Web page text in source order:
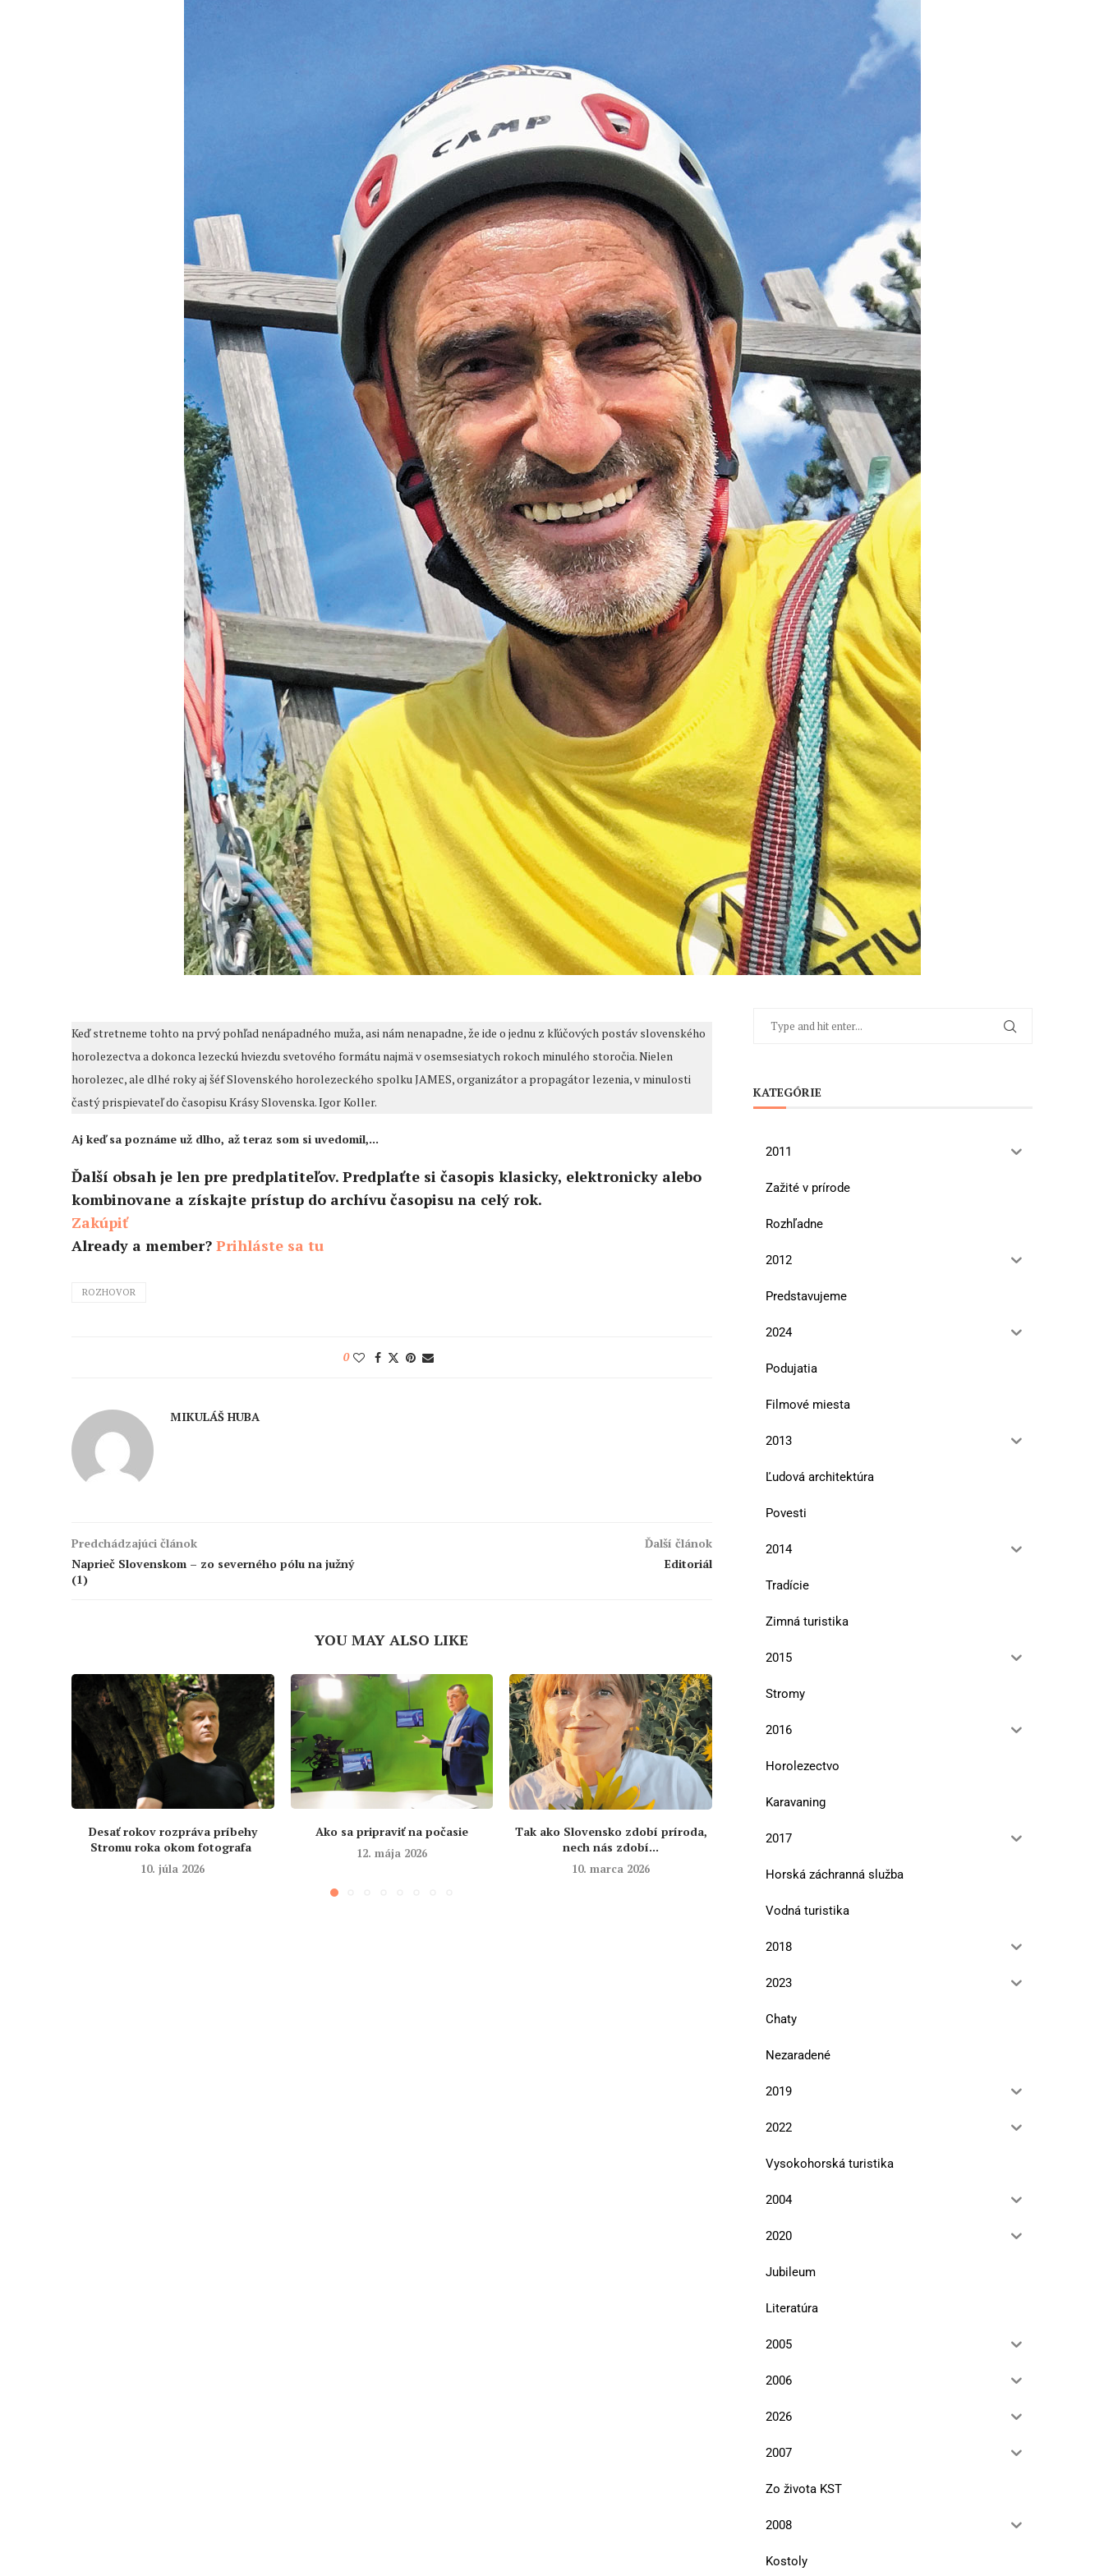
Keď stretneme tohto na prvý pohľad nenápadného muža, asi nám nenapadne, že ide o jednu z kľúčových postáv slovenského
horolezectva a dokonca lezeckú hviezdu svetového formátu najmä v osemsesiatych rokoch minulého storočia. Nielen
horolezec, ale dlhé roky aj šéf Slovenského horolezeckého spolku JAMES, organizátor a propagátor lezenia, v minulosti
častý prispievateľ do časopisu Krásy Slovenska. Igor Koller.
Aj keď sa poznáme už dlho, až teraz som si uvedomil,...
Ďalší obsah je len pre predplatiteľov. Predplaťte si časopis klasicky, elektronicky alebo
kombinovane a získajte prístup do archívu časopisu na celý rok.
Zakúpiť
Already a member? Prihláste sa tu
ROZHOVOR
0
MIKULÁŠ HUBA
Predchádzajúci článok
Naprieč Slovenskom – zo severného pólu na južný
(1)
Ďalší článok
Editoriál
YOU MAY ALSO LIKE
Desať rokov rozpráva príbehy
Stromu roka okom fotografa
10. júla 2026
Ako sa pripraviť na počasie
12. mája 2026
Tak ako Slovensko zdobí príroda,
nech nás zdobí...
10. marca 2026
Najviac si cením vzťahy
KATEGÓRIE
2011
Zažité v prírode
Rozhľadne
2012
Predstavujeme
2024
Podujatia
Filmové miesta
2013
Ľudová architektúra
Povesti
2014
Tradície
Zimná turistika
2015
Stromy
2016
Horolezectvo
Karavaning
2017
Horská záchranná služba
Vodná turistika
2018
2023
Chaty
Nezaradené
2019
2022
Vysokohorská turistika
2004
2020
Jubileum
Literatúra
2005
2006
2026
2007
Zo života KST
2008
Kostoly